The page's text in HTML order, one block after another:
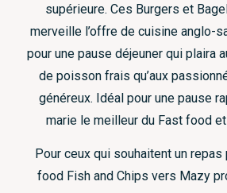
supérieure. Ces Burgers et
merveille l’offre de cuisine anglo-
pour une pause déjeuner qui plaira
de poisson frais qu’aux
généreux. Idéal pour une pause
marie le meilleur du Fast food
Pour ceux qui souhaitent un
food Fish and Chips vers Mazy